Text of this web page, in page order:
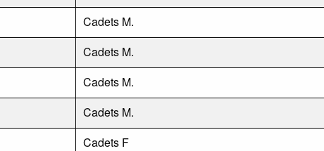
Cadets M.
Cadets M.
Cadets M.
Cadets M.
Cadets F